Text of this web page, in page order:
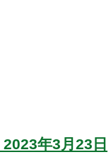
2023年3月23日